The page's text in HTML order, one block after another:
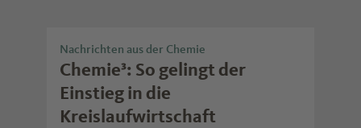
Nachrichten aus der Chemie
Chemie³: So gelingt der
Einstieg in die
Kreislaufwirtschaft